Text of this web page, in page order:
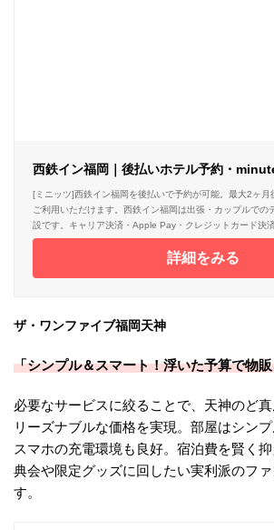
西鉄イン福岡｜後払いホテル予約・
[ミニッツ]西鉄イン福岡を後払いで予約が可能。最大2ヶ月
ご利用いただけます。西鉄イン福岡は出張・カップルでの
設です。キャリア決済・Apple Pay・クレジットカード決済
詳細をみる
ザ・ワンファイブ福岡天神
「シンプル＆スマート！浮いた予算で物
必要なサービスに絞ることで、天神のど
リーズナブルな価格を実現。部屋はシンプ
スマホの充電環境も良好。宿泊費を賢く
典会や限定グッズに回したい実利派のフ
す。